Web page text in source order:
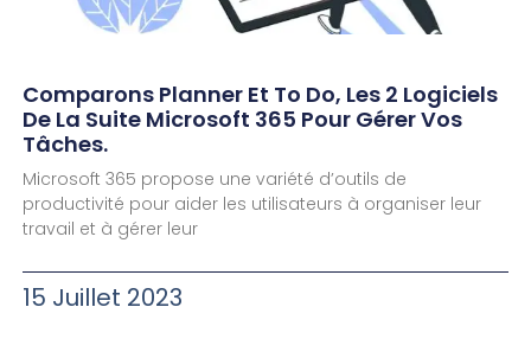
Comparons Planner Et To Do, Les 2 Logiciels
De La Suite Microsoft 365 Pour Gérer Vos
Tâches.
Microsoft 365 propose une variété d’outils de
productivité pour aider les utilisateurs à organiser leur
travail et à gérer leur
15 Juillet 2023